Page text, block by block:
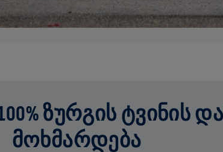
ᲖᲣᲠᲒᲘᲡ ᲢᲕᲘᲜᲘᲡ
ᲛᲝᲮᲛᲐᲠᲓᲔᲑᲐ